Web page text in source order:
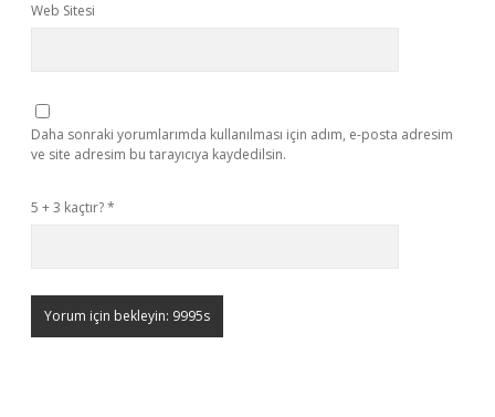
Web Sitesi
Daha sonraki yorumlarımda kullanılması için adım, e-posta adresim
ve site adresim bu tarayıcıya kaydedilsin.
5 + 3 kaçtır?*